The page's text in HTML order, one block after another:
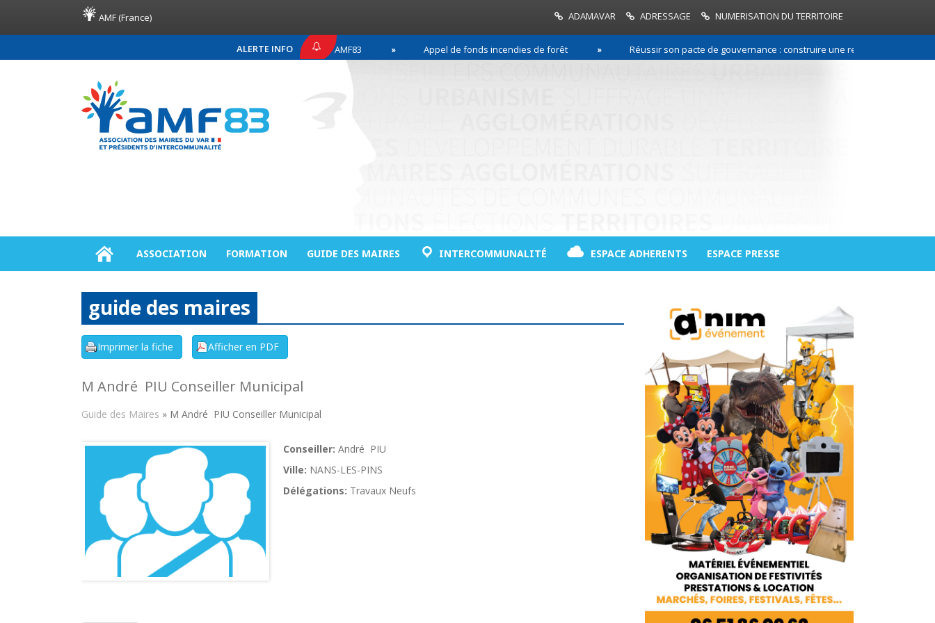
AMF (France) ADAMAVAR ADRESSAGE NUMERISATION DU TERRITOIRE
ALERTE INFO
COMMUNIQUÉ DE PRESSE AMF83 Appel de fonds incendies de forêt Réussir son pacte de gouvernance : construire une relation de confiance entre
ASSOCIATION FORMATION GUIDE DES MAIRES INTERCOMMUNALITÉ ESPACE ADHERENTS ESPACE PRESSE
guide des maires
M André PIU Conseiller Municipal
Guide des Maires » M André PIU Conseiller Municipal
Conseiller: André PIU
Ville: NANS-LES-PINS
Délégations: Travaux Neufs